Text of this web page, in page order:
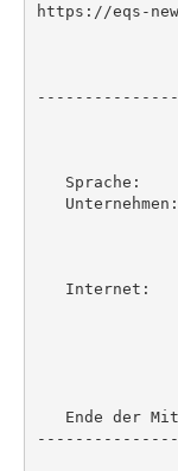
https://eqs-
Sprache:
Internet:
Ende der